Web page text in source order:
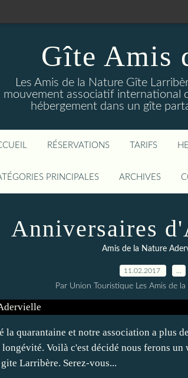
Gîte Amis
Les Amis de la Nature Gîte
mouvement associatif international
hébergement dans un gîte
RÉSERVATIONS TARIFS
PRINCIPALES ARCHIVES
Anniversaires
Amis de la Nature
11.02.2017
Par Union Touristique Les Amis de
la quarantaine et notre association a plus
Voilà c'est décidé nous ferons
Larribère. Serez-vous...